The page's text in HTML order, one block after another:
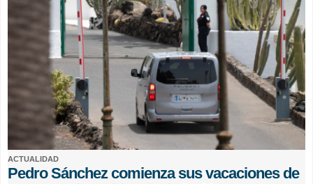
ACTUALIDAD
Pedro Sánchez comienza sus vacaciones de